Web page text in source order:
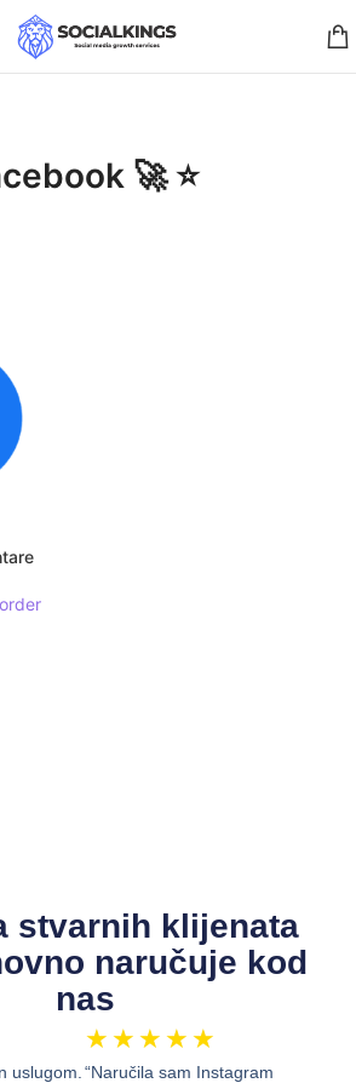
🚀 ⭐️
order
stvarnih klijenata
naručuje kod
nas
uslugom.
★ ★ ★ ★ ★
“Naručila sam Instagram